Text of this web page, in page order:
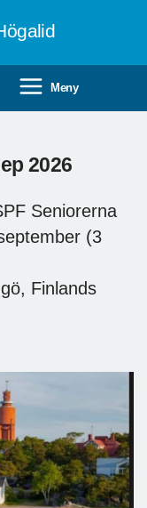
Meny
2026
Seniorerna
(3
Finlands